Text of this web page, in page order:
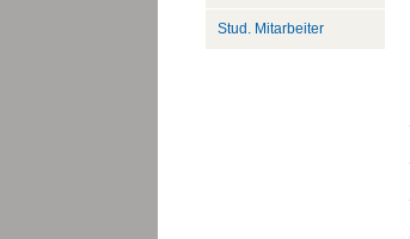
Stud. Mitarbeiter